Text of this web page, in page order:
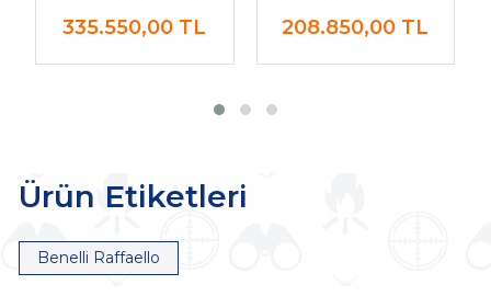
335.550,00 TL 208.850,00 TL
Ürün Etiketleri
Benelli Raffaello